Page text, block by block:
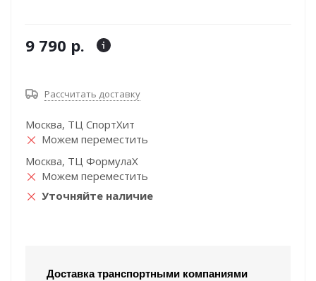
9 790 р.
Рассчитать доставку
Москва, ТЦ СпортХит
Можем переместить
Москва, ТЦ ФормулаХ
Можем переместить
Уточняйте наличие
Доставка транспортными компаниями